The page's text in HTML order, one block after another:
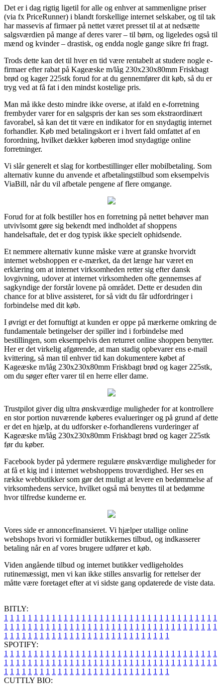
Det er i dag rigtig ligetil for alle og enhver at sammenligne priser
(via fx PriceRunner) i blandt forskellige internet selskaber, og til tak
har massevis af firmaer på nettet været presset til at at nedsætte
salgsværdien på mange af deres varer – til børn, og ligeledes også til
mænd og kvinder – drastisk, og endda nogle gange sikre fri fragt.
Trods dette kan det til hver en tid være rentabelt at studere nogle e-
firmaer efter rabat på Kageæske m/låg 230x230x80mm Friskbagt
brød og kager 225stk forud for at du gennemfører dit køb, så du er
tryg ved at få fat i den mindst kostelige pris.
Man må ikke desto mindre ikke overse, at ifald en e-forretning
frembyder varer for en salgspris der kan ses som ekstraordinært
favorabel, så kan det tit være en indikator for en snydagtig internet
forhandler. Køb med betalingskort er i hvert fald omfattet af en
forordning, hvilket dækker køberen imod snydagtige online
forretninger.
Vi slår generelt et slag for kortbestillinger eller mobilbetaling. Som
alternativ kunne du anvende et afbetalingstilbud som eksempelvis
ViaBill, når du vil afbetale pengene af flere omgange.
Forud for at folk bestiller hos en forretning på nettet behøver man
utvivlsomt gøre sig bekendt med indholdet af shoppens
handelsaftale, det er dog typisk ikke specielt ophidsende.
Et nemmere alternativ kunne måske være at granske hvorvidt
internet webshoppen er e-mærket, da det længe har været en
erklæring om at internet virksomheden retter sig efter dansk
lovgivning, udover at internet virksomheden ofte gennemses af
sagkyndige der forstår lovene på området. Dette er desuden din
chance for at blive assisteret, for så vidt du får udfordringer i
forbindelse med dit køb.
I øvrigt er det fornuftigt at kunden er oppe på mærkerne omkring de
fundamentale betingelser der spiller ind i forbindelse med
bestillingen, som eksempelvis den returret online shoppen benytter.
Her er det virkelig afgørende, at man stadig opbevarer ens e-mail
kvittering, så man til enhver tid kan dokumentere købet af
Kageæske m/låg 230x230x80mm Friskbagt brød og kager 225stk,
om du søger efter varer til en herre eller dame.
Trustpilot giver dig ultra ønskværdige muligheder for at kontrollere
en stor portion nuværende køberes evalueringer og på grund af dette
er det en hjælp, at du udforsker e-forhandlerens vurderinger af
Kageæske m/låg 230x230x80mm Friskbagt brød og kager 225stk
før du køber.
Facebook byder på ydermere regulære ønskværdige muligheder for
at få et kig ind i internet webshoppens troværdighed. Her ses en
række webbutikker som gør det muligt at levere en bedømmelse af
virksomhedens service, hvilket også må benyttes til at bedømme
hvor tilfredse kunderne er.
Vores side er annoncefinansieret. Vi hjælper utallige online
webshops hvori vi formidler butikkernes tilbud, og indkasserer
betaling når en af vores brugere udfører et køb.
Viden angående tilbud og internet butikker vedligeholdes
rutinemæssigt, men vi kan ikke stilles ansvarlig for rettelser der
måtte være foretaget efter at vi sidste gang opdaterede de viste data.
BITLY:
1 1 1 1 1 1 1 1 1 1 1 1 1 1 1 1 1 1 1 1 1 1 1 1 1 1 1 1 1 1 1 1 1 1 1 1
1 1 1 1 1 1 1 1 1 1 1 1 1 1 1 1 1 1 1 1 1 1 1 1 1 1 1 1 1 1 1 1 1 1 1 1
1 1 1 1 1 1 1 1 1 1 1 1 1 1 1 1 1 1 1 1 1 1 1 1 1 1 1 1
SPOTIFY:
1 1 1 1 1 1 1 1 1 1 1 1 1 1 1 1 1 1 1 1 1 1 1 1 1 1 1 1 1 1 1 1 1 1 1 1
1 1 1 1 1 1 1 1 1 1 1 1 1 1 1 1 1 1 1 1 1 1 1 1 1 1 1 1 1 1 1 1 1 1 1 1
1 1 1 1 1 1 1 1 1 1 1 1 1 1 1 1 1 1 1 1 1 1 1 1 1 1 1 1
CUTTLY BIO: